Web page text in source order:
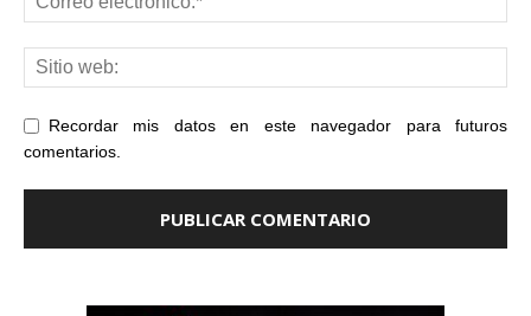
Recordar mis datos en este navegador para futuros
comentarios.